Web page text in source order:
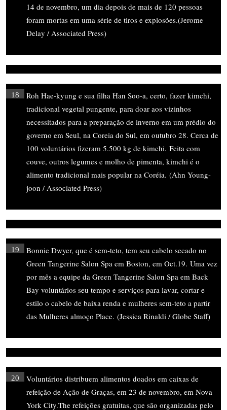
14 de novembro, um dia depois de mais de 120 pessoas
foram mortas em uma série de tiros e explosões.(Jerome
Delay / Associated Press)
18
Roh Hae-kyung e sua filha Han Soo-a, certo, fazer kimchi,
tradicional vegetal pungente, para doar aos vizinhos
necessitados para a preparação de inverno em um prédio do
governo em Seul, na Coreia do Sul, em outubro 28. Cerca de
100 voluntários fizeram 5.500 kg de kimchi. Feita com
couve, outros legumes e molho de pimenta, kimchi é o
alimento tradicional mais popular na Coréia. (Ahn Young-
joon / Associated Press)
19
Bonnie Dwyer, que é sem-teto, tem seu cabelo secado no
Green Tangerine Salon Spa em Boston, em Oct.19. Uma vez
por mês a equipe da Green Tangerine Salon Spa em Back
Bay voluntários seu tempo e serviços para lavar, cortar e
estilo o cabelo de baixa renda e mulheres sem-teto a partir
das Mulheres almoço Place. (Jessica Rinaldi / Globe Staff)
20
Voluntários distribuem alimentos doados em caixas de
refeição de Ação de Graças, em 23 de novembro, em Nova
York City.The refeições gratuitas, que são organizadas pelo